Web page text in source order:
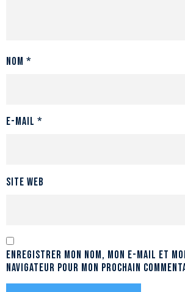
Nom *
E-mail *
Site web
Enregistrer mon nom, mon e-mail et
navigateur pour mon prochain